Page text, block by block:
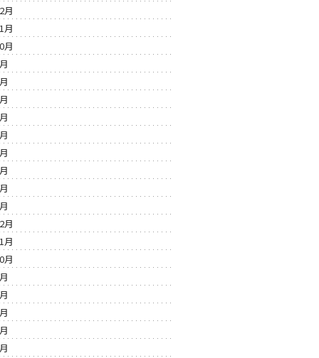
月
月
月
月
月
月